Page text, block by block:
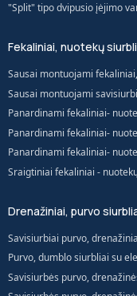
"Split" tipo dvipusio įėjimo
Fekaliniai, nuotekų
Sausai montuojami
Sausai montuojami
Panardinami fekaliniai-
Panardinami fekaliniai-
Panardinami fekaliniai-
Sraigtiniai fekaliniai -
Drenažiniai, purvo
Savisiurbiai purvo,
Purvo, dumblo siurbliai su
Savisiurbės purvo,